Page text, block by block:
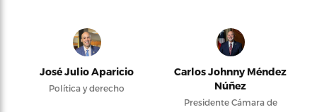
José Julio Aparicio
Política y derecho
Carlos Johnny Méndez
Núñez
Presidente Cámara de